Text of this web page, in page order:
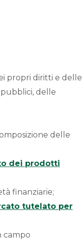
propri diritti e delle
delle
delle
dei prodotti
finanziarie;
tutelato per
campo